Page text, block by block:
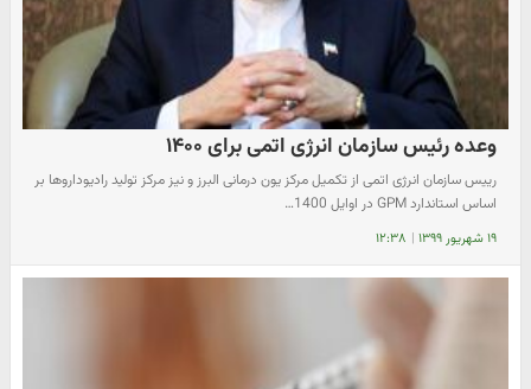
وعده رئیس سازمان انرژی اتمی برای ۱۴۰۰
رییس سازمان انرژی اتمی از تکمیل مرکز یون درمانی البرز و نیز مرکز تولید رادیوداروها بر
اساس استاندارد GPM در اوایل 1400…
۱۹ شهریور ۱۳۹۹ | ۱۲:۳۸